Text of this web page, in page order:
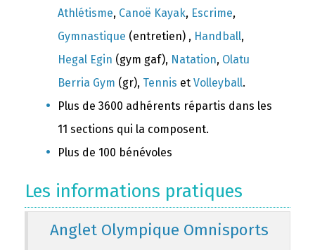
Athlétisme, Canoë Kayak, Escrime,
Gymnastique (entretien) , Handball,
Hegal Egin (gym gaf), Natation, Olatu
Berria Gym (gr), Tennis et Volleyball.
Plus de 3600 adhérents répartis dans les
11 sections qui la composent.
Plus de 100 bénévoles
Les informations pratiques
Anglet Olympique Omnisports